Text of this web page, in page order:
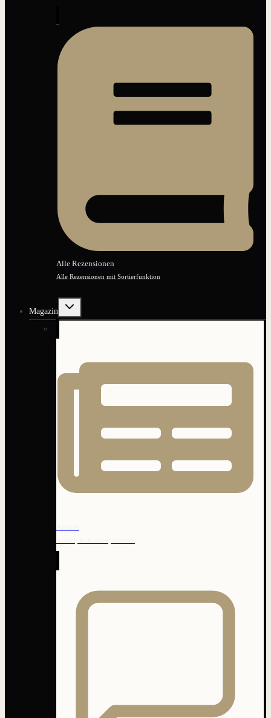
Alle Rezensionen
Alle Rezensionen mit Sortierfunktion
Magazin
Untermenü
umschalten